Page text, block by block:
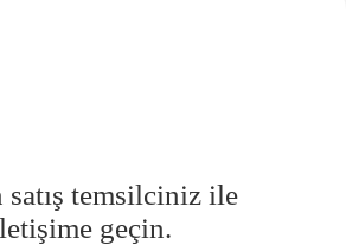
temsilciniz ile
geçin.